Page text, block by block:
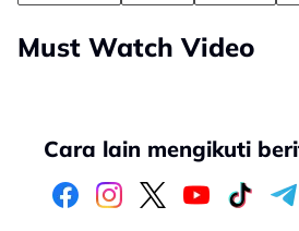
Must Watch Video
Cara lain mengikuti